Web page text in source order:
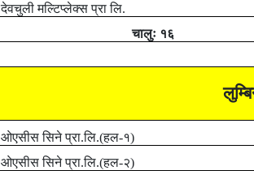
देवचुली मल्टिप्लेक्स प्रा लि.
चालुः १६
ओएसीस सिने प्रा.लि.(हल-१)
ओएसीस सिने प्रा.लि.(हल-२)